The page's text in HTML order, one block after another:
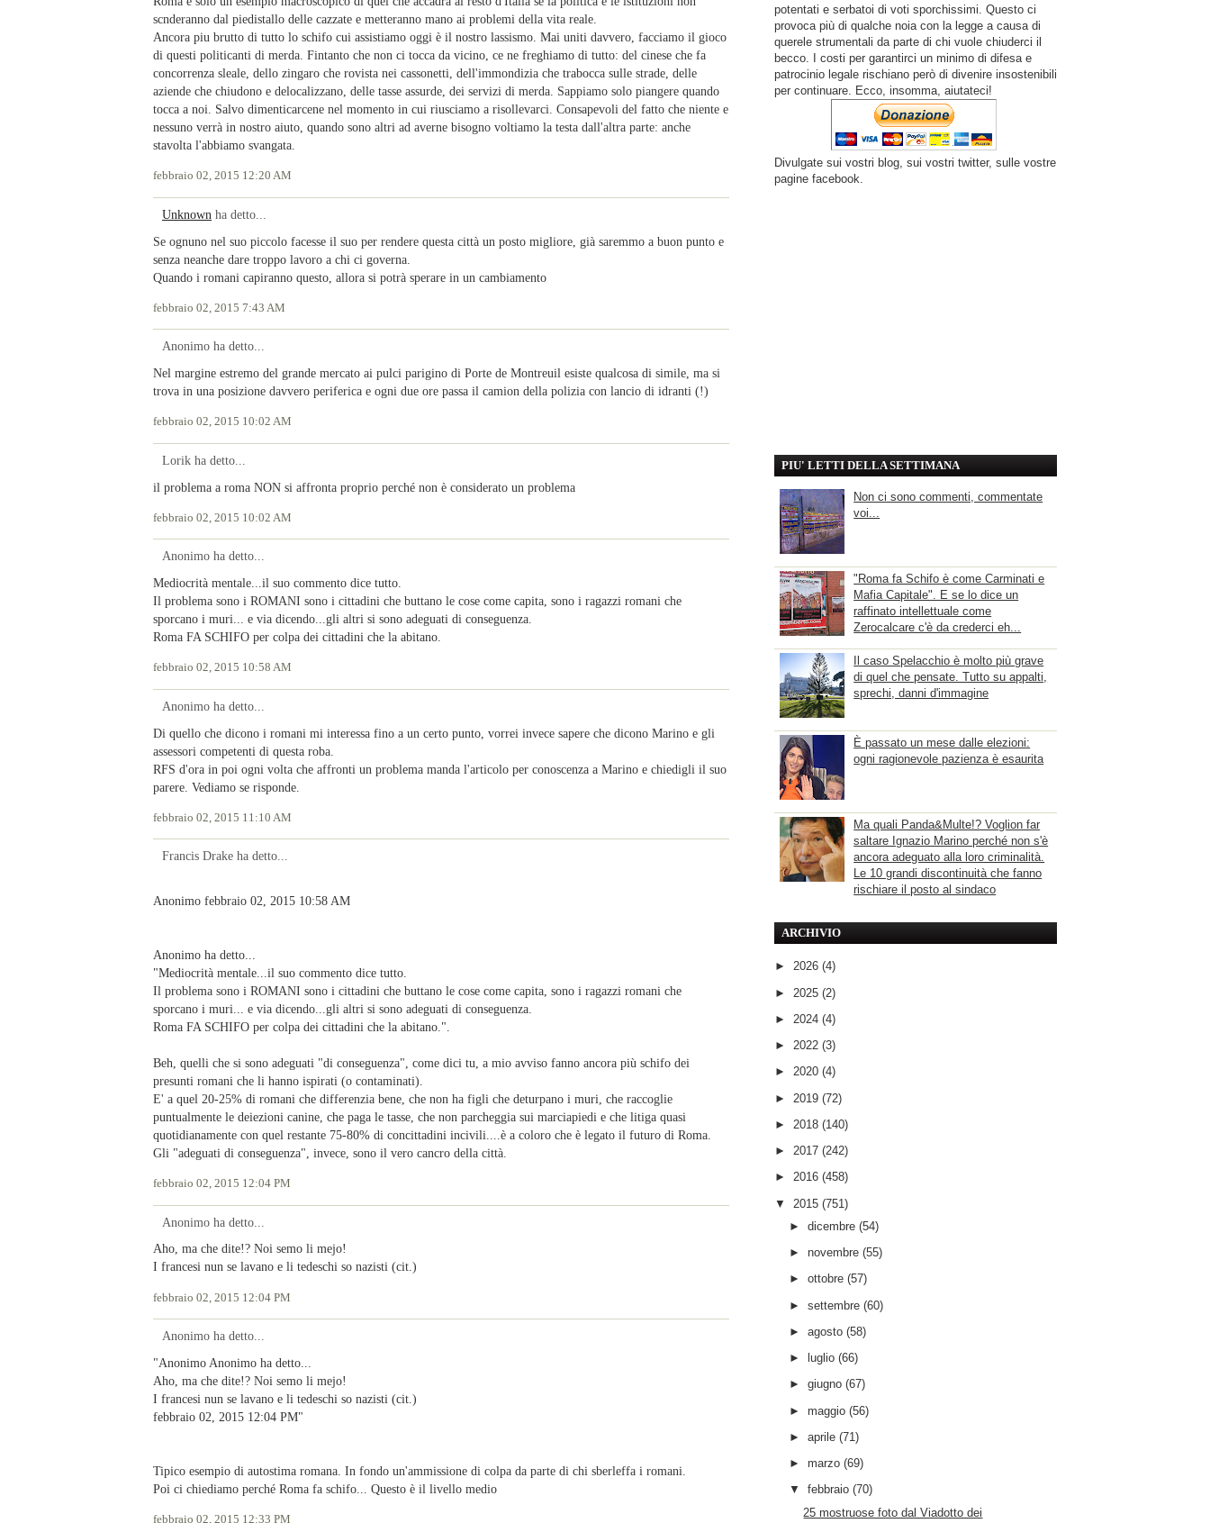
scnderanno dal piedistallo delle cazzate e metteranno mano ai problemi della vita reale.
Ancora piu brutto di tutto lo schifo cui assistiamo oggi è il nostro lassismo. Mai uniti davvero, facciamo il gioco
di questi politicanti di merda. Fintanto che non ci tocca da vicino, ce ne freghiamo di tutto: del cinese che fa
concorrenza sleale, dello zingaro che rovista nei cassonetti, dell'immondizia che trabocca sulle strade, delle
aziende che chiudono e delocalizzano, delle tasse assurde, dei servizi di merda. Sappiamo solo piangere quando
tocca a noi. Salvo dimenticarcene nel momento in cui riusciamo a risollevarci. Consapevoli del fatto che niente e
nessuno verrà in nostro aiuto, quando sono altri ad averne bisogno voltiamo la testa dall'altra parte: anche
stavolta l'abbiamo svangata.
febbraio 02, 2015 12:20 AM
Unknown ha detto...
Se ognuno nel suo piccolo facesse il suo per rendere questa città un posto migliore, già saremmo a buon punto e
senza neanche dare troppo lavoro a chi ci governa.
Quando i romani capiranno questo, allora si potrà sperare in un cambiamento
febbraio 02, 2015 7:43 AM
Anonimo ha detto...
Nel margine estremo del grande mercato ai pulci parigino di Porte de Montreuil esiste qualcosa di simile, ma si
trova in una posizione davvero periferica e ogni due ore passa il camion della polizia con lancio di idranti (!)
febbraio 02, 2015 10:02 AM
Lorik ha detto...
il problema a roma NON si affronta proprio perché non è considerato un problema
febbraio 02, 2015 10:02 AM
Anonimo ha detto...
Mediocrità mentale...il suo commento dice tutto.
Il problema sono i ROMANI sono i cittadini che buttano le cose come capita, sono i ragazzi romani che
sporcano i muri... e via dicendo...gli altri si sono adeguati di conseguenza.
Roma FA SCHIFO per colpa dei cittadini che la abitano.
febbraio 02, 2015 10:58 AM
Anonimo ha detto...
Di quello che dicono i romani mi interessa fino a un certo punto, vorrei invece sapere che dicono Marino e gli
assessori competenti di questa roba.
RFS d'ora in poi ogni volta che affronti un problema manda l'articolo per conoscenza a Marino e chiedigli il suo
parere. Vediamo se risponde.
febbraio 02, 2015 11:10 AM
Francis Drake ha detto...
Anonimo febbraio 02, 2015 10:58 AM
Anonimo ha detto...
"Mediocrità mentale...il suo commento dice tutto.
Il problema sono i ROMANI sono i cittadini che buttano le cose come capita, sono i ragazzi romani che
sporcano i muri... e via dicendo...gli altri si sono adeguati di conseguenza.
Roma FA SCHIFO per colpa dei cittadini che la abitano.".
Beh, quelli che si sono adeguati "di conseguenza", come dici tu, a mio avviso fanno ancora più schifo dei
presunti romani che li hanno ispirati (o contaminati).
E' a quel 20-25% di romani che differenzia bene, che non ha figli che deturpano i muri, che raccoglie
puntualmente le deiezioni canine, che paga le tasse, che non parcheggia sui marciapiedi e che litiga quasi
quotidianamente con quel restante 75-80% di concittadini incivili....è a coloro che è legato il futuro di Roma.
Gli "adeguati di conseguenza", invece, sono il vero cancro della città.
febbraio 02, 2015 12:04 PM
Anonimo ha detto...
Aho, ma che dite!? Noi semo li mejo!
I francesi nun se lavano e li tedeschi so nazisti (cit.)
febbraio 02, 2015 12:04 PM
Anonimo ha detto...
"Anonimo Anonimo ha detto...
Aho, ma che dite!? Noi semo li mejo!
I francesi nun se lavano e li tedeschi so nazisti (cit.)
febbraio 02, 2015 12:04 PM"
Tipico esempio di autostima romana. In fondo un'ammissione di colpa da parte di chi sberleffa i romani.
Poi ci chiediamo perché Roma fa schifo... Questo è il livello medio
febbraio 02, 2015 12:33 PM
potentati e serbatoi di voti sporchissimi. Questo ci
provoca più di qualche noia con la legge a causa di
querele strumentali da parte di chi vuole chiuderci il
becco. I costi per garantirci un minimo di difesa e
patrocinio legale rischiano però di divenire insostenibili
per continuare. Ecco, insomma, aiutateci!
Divulgate sui vostri blog, sui vostri twitter, sulle vostre
pagine facebook.
PIU' LETTI DELLA SETTIMANA
Non ci sono commenti, commentate
voi...
"Roma fa Schifo è come Carminati e
Mafia Capitale". E se lo dice un
raffinato intellettuale come
Zerocalcare c'è da crederci eh...
Il caso Spelacchio è molto più grave
di quel che pensate. Tutto su appalti,
sprechi, danni d'immagine
È passato un mese dalle elezioni:
ogni ragionevole pazienza è esaurita
Ma quali Panda&Multe!? Voglion far
saltare Ignazio Marino perché non s'è
ancora adeguato alla loro criminalità.
Le 10 grandi discontinuità che fanno
rischiare il posto al sindaco
ARCHIVIO
► 2026 (4)
► 2025 (2)
► 2024 (4)
► 2022 (3)
► 2020 (4)
► 2019 (72)
► 2018 (140)
► 2017 (242)
► 2016 (458)
▼ 2015 (751)
► dicembre (54)
► novembre (55)
► ottobre (57)
► settembre (60)
► agosto (58)
►
luglio (66)
► giugno (67)
► maggio (56)
► aprile (71)
► marzo (69)
▼ febbraio (70)
25 mostruose foto dal Viadotto dei